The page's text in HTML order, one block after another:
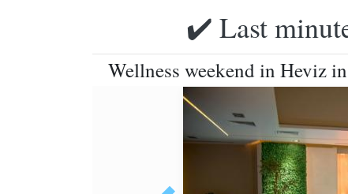
✔️ Last
Wellness weekend in Heviz